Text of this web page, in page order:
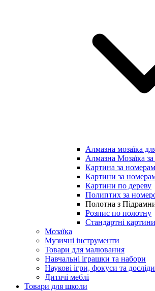
Алмазна мозаїка
Алмазна Мозаїка
Картина за
Картини за
Картини по дереву
Полиптих за
Полотна з
Розпис по полотну
Стандартні
Мозаїка
Музичні інструменти
Товари для малювання
Навчальні іграшки та набори
Наукові ігри, фокуси та досліди
Дитячі меблі
Товари для школи